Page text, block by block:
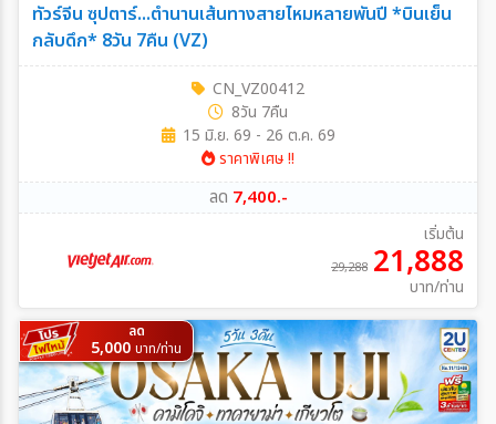
ทัวร์จีน ซุปตาร์...ตำนานเส้นทางสายไหมหลายพันปี *บินเย็น
กลับดึก* 8วัน 7คืน (VZ)
CN_VZ00412
8วัน 7คืน
15 มิ.ย. 69 - 26 ต.ค. 69
ราคาพิเศษ !!
ลด 7,400.-
เริ่มต้น
29,288 21,888
บาท/ท่าน
ลด
5,000 บาท/ท่าน